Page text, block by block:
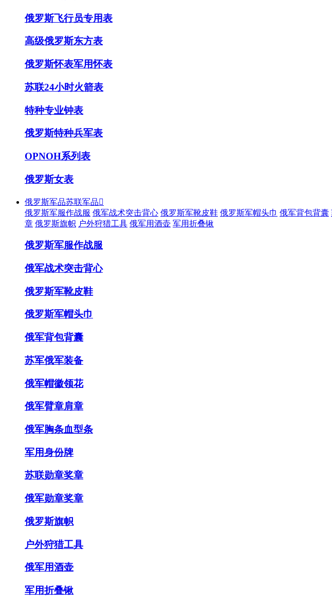
俄罗斯飞行员专用表
高级俄罗斯东方表
俄罗斯怀表军用怀表
苏联24小时火箭表
特种专业钟表
俄罗斯特种兵军表
OPNOH系列表
俄罗斯女表
俄罗斯军品苏联军品
俄罗斯军服作战服 俄军战术突击背心 俄罗斯军靴皮鞋 俄罗斯军帽头巾 俄军背包背囊
章 俄罗斯旗帜 户外狩猎工具 俄军用酒壶 军用折叠锹
俄罗斯军服作战服
俄军战术突击背心
俄罗斯军靴皮鞋
俄罗斯军帽头巾
俄军背包背囊
苏军俄军装备
俄军帽徽领花
俄军臂章肩章
俄军胸条血型条
军用身份牌
苏联勋章奖章
俄军勋章奖章
俄罗斯旗帜
户外狩猎工具
俄军用酒壶
军用折叠锹